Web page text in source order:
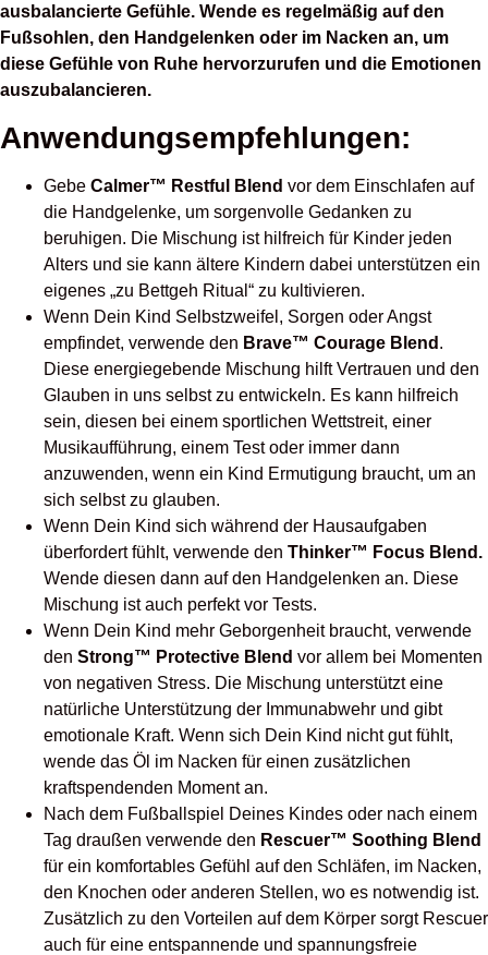
ausbalancierte Gefühle. Wende es regelmäßig auf den
Fußsohlen, den Handgelenken oder im Nacken an, um
diese Gefühle von Ruhe hervorzurufen und die Emotionen
auszubalancieren.
Anwendungsempfehlungen:
Gebe Calmer™ Restful Blend vor dem Einschlafen auf
die Handgelenke, um sorgenvolle Gedanken zu
beruhigen. Die Mischung ist hilfreich für Kinder jeden
Alters und sie kann ältere Kindern dabei unterstützen ein
eigenes „zu Bettgeh Ritual“ zu kultivieren.
Wenn Dein Kind Selbstzweifel, Sorgen oder Angst
empfindet, verwende den Brave™ Courage Blend .
Diese energiegebende Mischung hilft Vertrauen und den
Glauben in uns selbst zu entwickeln. Es kann hilfreich
sein, diesen bei einem sportlichen Wettstreit, einer
Musikaufführung, einem Test oder immer dann
anzuwenden, wenn ein Kind Ermutigung braucht, um an
sich selbst zu glauben.
Wenn Dein Kind sich während der Hausaufgaben
überfordert fühlt, verwende den Thinker™ Focus Blend.
Wende diesen dann auf den Handgelenken an. Diese
Mischung ist auch perfekt vor Tests.
Wenn Dein Kind mehr Geborgenheit braucht, verwende
den Strong™ Protective Blend vor allem bei Momenten
von negativen Stress. Die Mischung unterstützt eine
natürliche Unterstützung der Immunabwehr und gibt
emotionale Kraft. Wenn sich Dein Kind nicht gut fühlt,
wende das Öl im Nacken für einen zusätzlichen
kraftspendenden Moment an.
Nach dem Fußballspiel Deines Kindes oder nach einem
Tag draußen verwende den Rescuer™ Soothing Blend
für ein komfortables Gefühl auf den Schläfen, im Nacken,
den Knochen oder anderen Stellen, wo es notwendig ist.
Zusätzlich zu den Vorteilen auf dem Körper sorgt Rescuer
auch für eine entspannende und spannungsfreie